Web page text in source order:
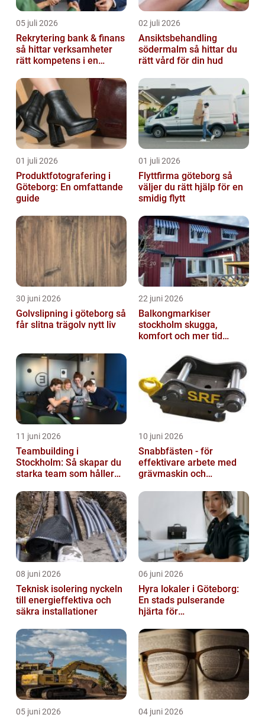
05 juli 2026
Rekrytering bank & finans
så hittar verksamheter
rätt kompetens i en
02 juli 2026
Ansiktsbehandling
södermalm så hittar du
rätt vård för din hud
01 juli 2026
Produktfotografering i
Göteborg: En omfattande
guide
01 juli 2026
Flyttfirma göteborg så
väljer du rätt hjälp för en
smidig flytt
30 juni 2026
Golvslipning i göteborg så
får slitna trägolv nytt liv
22 juni 2026
Balkongmarkiser
stockholm skugga,
komfort och mer tid
11 juni 2026
Teambuilding i
Stockholm: Så skapar du
starka team som håller
10 juni 2026
Snabbfästen - för
effektivare arbete med
grävmaskin och
08 juni 2026
Teknisk isolering nyckeln
till energieffektiva och
säkra installationer
06 juni 2026
Hyra lokaler i Göteborg:
En stads pulserande
hjärta för
05 juni 2026 04 juni 2026